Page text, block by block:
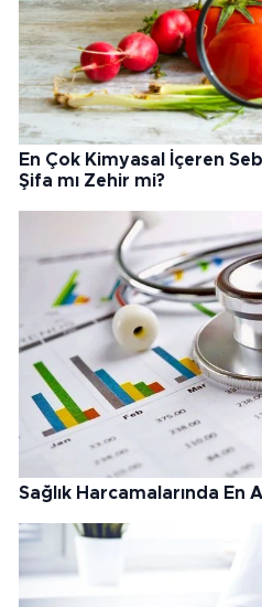
En Çok Kimyasal İçeren
Şifa mı Zehir mi?
Sağlık Harcamalarında En